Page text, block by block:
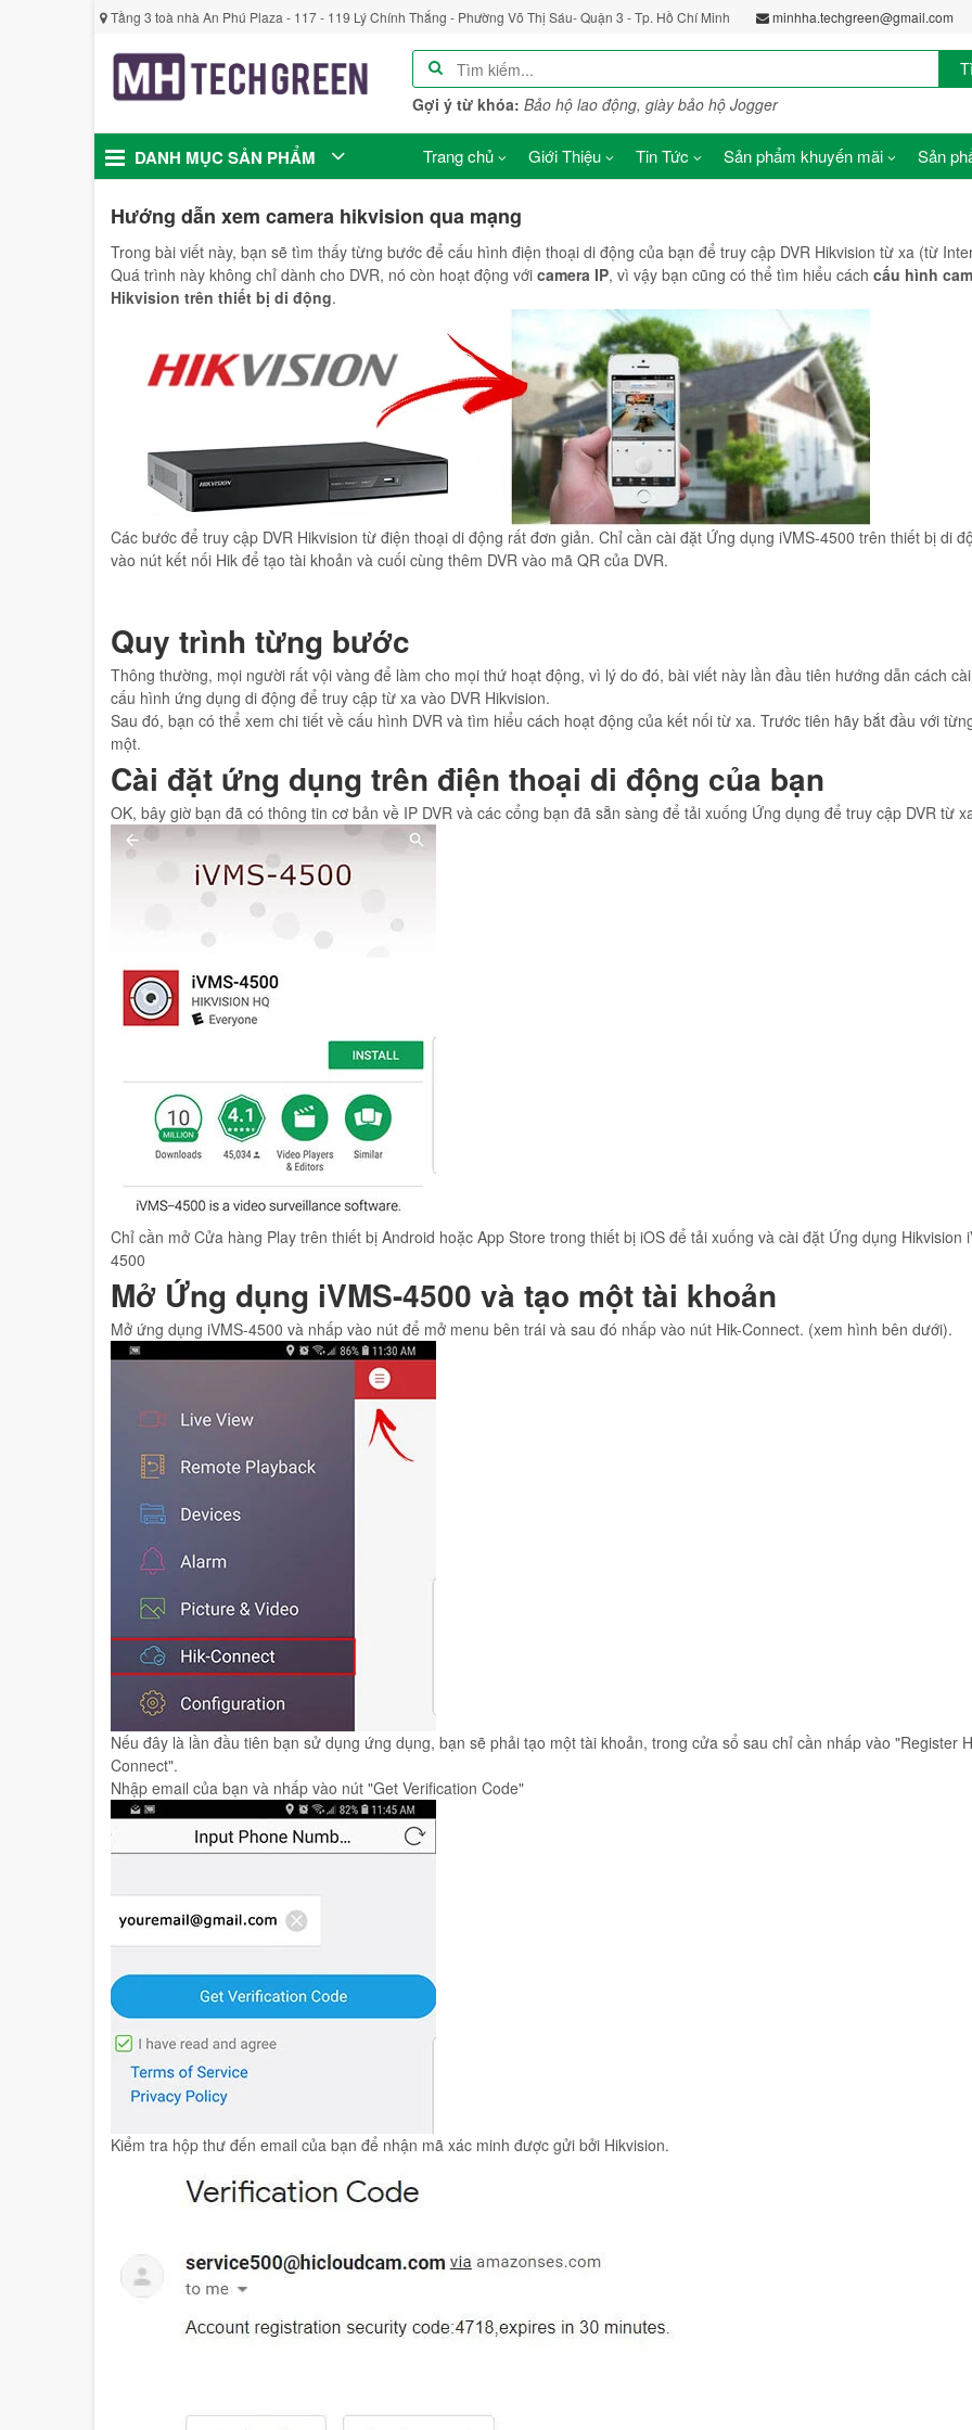
Tầng 3 toà nhà An Phú Plaza - 117 - 119 Lý Chính Thắng - Phường Võ Thị Sáu- Quận 3 - Tp. Hồ Chí Minh minhha.techgreen@gmail.com
Gợi ý từ khóa: Bảo hộ lao động, giày bảo hộ Jogger
DANH MỤC SẢN PHẨM Trang chủ Giới Thiệu Tin Tức Sản phẩm khuyến mãi Sản
Hướng dẫn xem camera hikvision qua mạng
Trong bài viết này, bạn sẽ tìm thấy từng bước để cấu hình điện thoại di động của bạn để truy cập DVR Hikvision từ xa (từ
Quá trình này không chỉ dành cho DVR, nó còn hoạt động với camera IP, vì vậy bạn cũng có thể tìm hiểu cách cấu hình
Hikvision trên thiết bị di động.
Các bước để truy cập DVR Hikvision từ điện thoại di động rất đơn giản. Chỉ cần cài đặt Ứng dụng iVMS-4500 trên thiết bị di
vào nút kết nối Hik để tạo tài khoản và cuối cùng thêm DVR vào mã QR của DVR.
Quy trình từng bước
Thông thường, mọi người rất vội vàng để làm cho mọi thứ hoạt động, vì lý do đó, bài viết này lần đầu tiên hướng dẫn cách
cấu hình ứng dụng di động để truy cập từ xa vào DVR Hikvision.
Sau đó, bạn có thể xem chi tiết về cấu hình DVR và tìm hiểu cách hoạt động của kết nối từ xa. Trước tiên hãy bắt đầu với
một.
Cài đặt ứng dụng trên điện thoại di động của bạn
OK, bây giờ bạn đã có thông tin cơ bản về IP DVR và các cổng bạn đã sẵn sàng để tải xuống Ứng dụng để truy cập DVR từ
Chỉ cần mở Cửa hàng Play trên thiết bị Android hoặc App Store trong thiết bị iOS để tải xuống và cài đặt Ứng dụng Hikvision
4500
Mở Ứng dụng iVMS-4500 và tạo một tài khoản
Mở ứng dụng iVMS-4500 và nhấp vào nút để mở menu bên trái và sau đó nhấp vào nút Hik-Connect. (xem hình bên dưới).
Nếu đây là lần đầu tiên bạn sử dụng ứng dụng, bạn sẽ phải tạo một tài khoản, trong cửa sổ sau chỉ cần nhấp vào "Register
Connect".
Nhập email của bạn và nhấp vào nút "Get Verification Code"
Kiểm tra hộp thư đến email của bạn để nhận mã xác minh được gửi bởi Hikvision.